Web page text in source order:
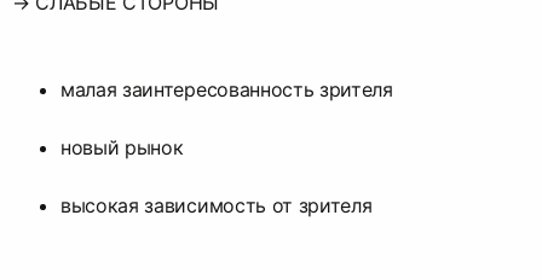
малая заинтересованность зрителя
новый рынок
высокая зависимость от зрителя